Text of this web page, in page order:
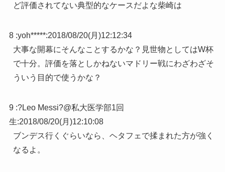
ど評価されてない典型的なケースだよな柴崎は
8 :yoh*****:2018/08/20(月)12:12:34
大事な開幕にそんなことするかな？見世物としてはW杯
で十分。評価を落としかねないマドリー戦にわざわざそ
ういう目的で使うかな？
9 :?Leo Messi?@私大医学部1回
生:2018/08/20(月)12:10:08
ブンデス行くぐらいなら、ヘタフェで揉まれた方が強く
なるよ。